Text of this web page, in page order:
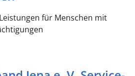
für Menschen mit